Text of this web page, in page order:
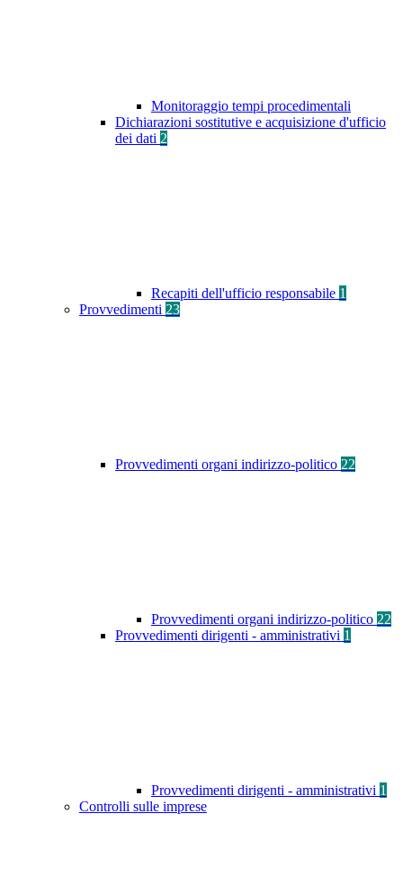
Monitoraggio tempi procedimentali
Dichiarazioni sostitutive e acquisizione d'ufficio
dei dati 2
Recapiti dell'ufficio responsabile 1
Provvedimenti 23
Provvedimenti organi indirizzo-politico 22
Provvedimenti organi indirizzo-politico 22
Provvedimenti dirigenti - amministrativi 1
Provvedimenti dirigenti - amministrativi 1
Controlli sulle imprese